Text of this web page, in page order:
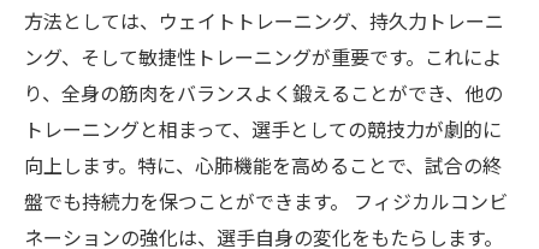
方法としては、ウェイトトレーニング、持久力トレーニ
ング、そして敏捷性トレーニングが重要です。これによ
り、全身の筋肉をバランスよく鍛えることができ、他の
トレーニングと相まって、選手としての競技力が劇的に
向上します。特に、心肺機能を高めることで、試合の終
盤でも持続力を保つことができます。 フィジカルコンビ
ネーションの強化は、選手自身の変化をもたらします。